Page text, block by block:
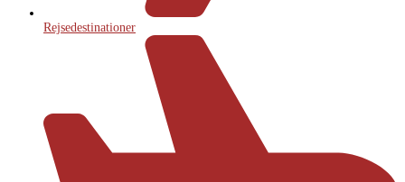
Rejsedestinationer